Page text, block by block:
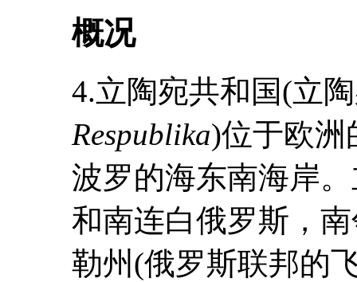
概况
4.立陶宛共和国(立
Respublika)位于欧洲
波罗的海东南海岸
和南连白俄罗斯，
勒州(俄罗斯联邦的